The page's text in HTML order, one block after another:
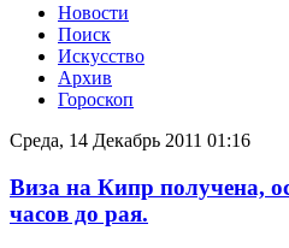
Новости
Поиск
Искусство
Архив
Гороскоп
Среда, 14 Декабрь 2011 01:16
Виза на Кипр получена,
часов до рая.